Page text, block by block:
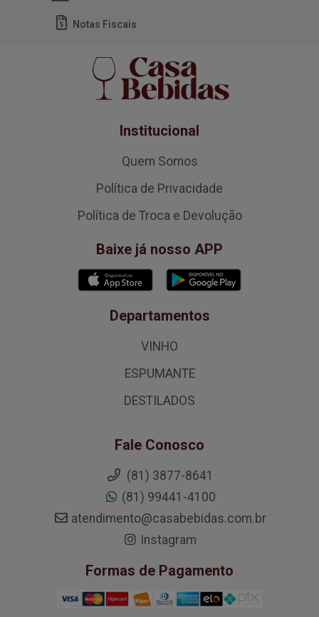
Notas Fiscais
Institucional
Quem Somos
Política de Privacidade
Política de Troca e Devolução
Baixe já nosso APP
Departamentos
VINHO
ESPUMANTE
DESTILADOS
Fale Conosco
(81) 3877-8641
(81) 99441-4100
atendimento@casabebidas.com.br
Instagram
Formas de Pagamento